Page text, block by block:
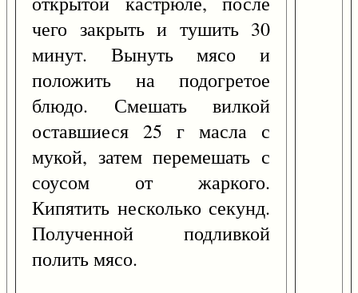
чего закрыть и тушить 30
минут. Вынуть мясо и
положить на подогретое
блюдо. Смешать вилкой
оставшиеся 25 г масла с
мукой, затем перемешать с
соусом от жаркого.
Кипятить несколько секунд.
Полученной подливкой
полить мясо.